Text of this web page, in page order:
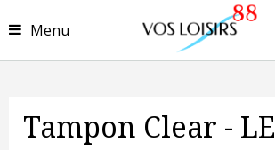
Menu
Tampon Clear - LE